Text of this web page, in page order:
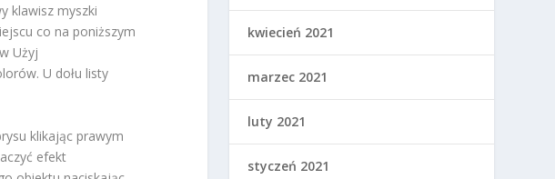
klawisz myszki
co na poniższym
Użyj
U dołu listy
klikając prawym
efekt
kwiecień 2021
marzec 2021
luty 2021
styczeń 2021